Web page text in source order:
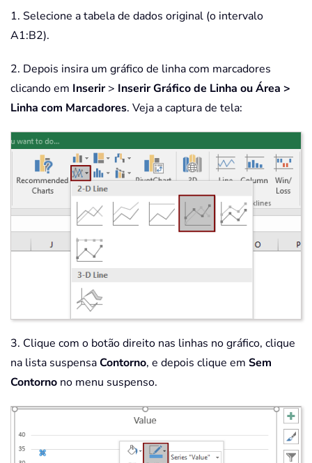
1. Selecione a tabela de dados original (o intervalo
A1:B2).
2. Depois insira um gráfico de linha com marcadores
clicando em Inserir> Inserir Gráfico de Linha ou Área >
Linha com Marcadores. Veja a captura de tela:
3. Clique com o botão direito nas linhas no gráfico, clique
na lista suspensaContorno, e depois clique em Sem
Contorno no menu suspenso.